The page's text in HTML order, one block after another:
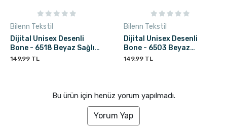
Bilenn Tekstil
Dijital Unisex Desenli
Bone - 6518 Beyaz Sağlık
Sembolleri
149,99 TL
Bilenn Tekstil
Dijital Unisex Desenli
Bone - 6503 Beyaz
Stetoskop
149,99 TL
Bu ürün için henüz yorum yapılmadı.
Yorum Yap